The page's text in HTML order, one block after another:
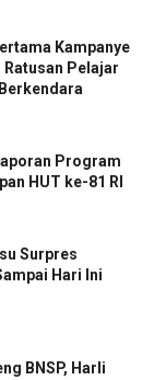
Kampanye
Ratusan Pelajar
Program
HUT ke-81 RI
Surpres
Hari Ini
BNSP, Harli